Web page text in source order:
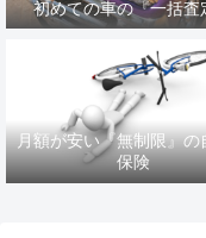
初めての車の『一括査
月額が安い『無制限』の
保険